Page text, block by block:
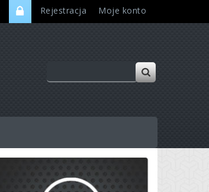
Rejestracja Moje konto